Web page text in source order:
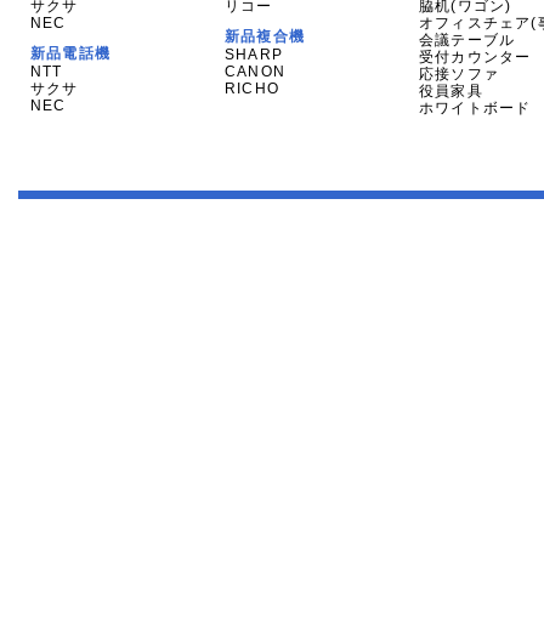
サクサ
NEC
新品電話機
NTT
サクサ
NEC
リコー
新品複合機
SHARP
CANON
RICHO
脇机(ワゴン)
オフィスチェア(
会議テーブル
受付カウンター
応接ソファ
役員家具
ホワイトボード